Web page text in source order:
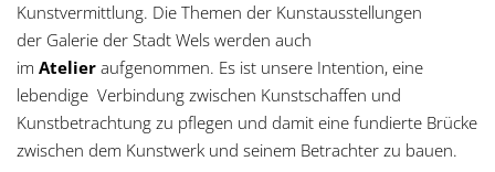
n
Kunstvermittlung. Die Themen der Kunstausstellungen
der Galerie der Stadt Wels werden auch
im Atelier aufgenommen. Es ist unsere Intention, eine
lebendige Verbindung zwischen Kunstschaffen und
Kunstbetrachtung zu pflegen und damit eine fundierte Brücke
zwischen dem Kunstwerk und seinem Betrachter zu bauen.